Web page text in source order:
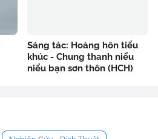
Sáng tác: Hoàng hôn tiểu
khúc - Chung thanh niểu
niểu bạn sơn thôn (HCH)